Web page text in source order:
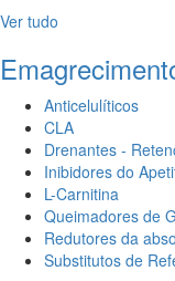
Ver tudo
Anticelulíticos
CLA
Drenantes -
Inibidores do
L-Carnitina
Queimadores de
Redutores da
Substitutos de